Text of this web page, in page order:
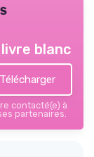
blanc
contacté(e) à
partenaires.